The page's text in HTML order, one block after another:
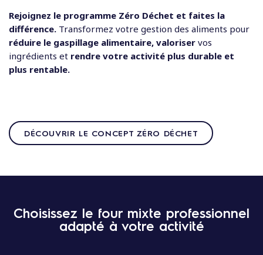
Rejoignez le programme Zéro Déchet et faites la
différence. Transformez votre gestion des aliments pour
réduire le gaspillage alimentaire, valoriser vos
ingrédients et rendre votre activité plus durable et
plus rentable.
DÉCOUVRIR LE CONCEPT ZÉRO DÉCHET
Choisissez le four mixte professionnel
adapté à votre activité